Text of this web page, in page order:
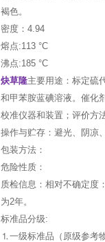
褐色。
密度：4.94
熔点:113 °C
沸点:185 °C
炔草隆主要用途：标定硫
和甲苯胺蓝碘溶液。催化
校准仪器和装置；评价方
操作与贮存：避光、阴凉
包装方法：
危险性质：
质检信息：相对不确定度
为2年。
标准品分级:
⒈一级标准品（原级参考